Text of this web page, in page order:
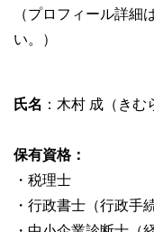
（プロフィール詳細
い。）
氏名 ：木村 成（きむ
保有資格：
・税理士
・行政書士（行政手